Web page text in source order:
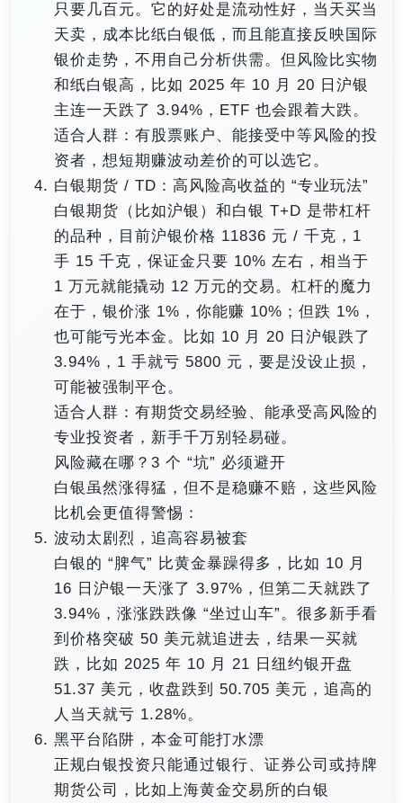
只要几百元。它的好处是流动性好，当天买当
天卖，成本比纸白银低，而且能直接反映国际
银价走势，不用自己分析供需。但风险比实物
和纸白银高，比如 2025 年 10 月 20 日沪银
主连一天跌了 3.94%，ETF 也会跟着大跌。
适合人群：有股票账户、能接受中等风险的投
资者，想短期赚波动差价的可以选它。
白银期货 / TD：高风险高收益的 “专业玩法”
白银期货（比如沪银）和白银 T+D 是带杠杆
的品种，目前沪银价格 11836 元 / 千克，1
手 15 千克，保证金只要 10% 左右，相当于
1 万元就能撬动 12 万元的交易。杠杆的魔力
在于，银价涨 1%，你能赚 10%；但跌 1%，
也可能亏光本金。比如 10 月 20 日沪银跌了
3.94%，1 手就亏 5800 元，要是没设止损，
可能被强制平仓。
适合人群：有期货交易经验、能承受高风险的
专业投资者，新手千万别轻易碰。
风险藏在哪？3 个 “坑” 必须避开
白银虽然涨得猛，但不是稳赚不赔，这些风险
比机会更值得警惕：
波动太剧烈，追高容易被套
白银的 “脾气” 比黄金暴躁得多，比如 10 月
16 日沪银一天涨了 3.97%，但第二天就跌了
3.94%，涨涨跌跌像 “坐过山车”。很多新手看
到价格突破 50 美元就追进去，结果一买就
跌，比如 2025 年 10 月 21 日纽约银开盘
51.37 美元，收盘跌到 50.705 美元，追高的
人当天就亏 1.28%。
黑平台陷阱，本金可能打水漂
正规白银投资只能通过银行、证券公司或持牌
期货公司，比如上海黄金交易所的白银